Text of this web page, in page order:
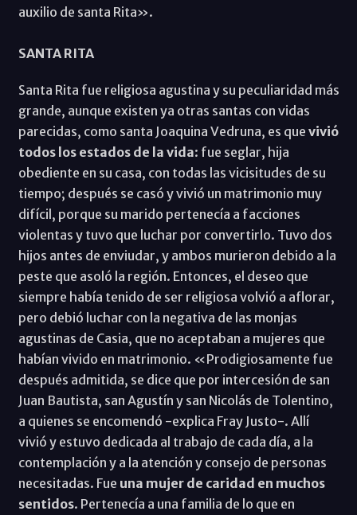
auxilio de santa Rita».
SANTA RITA
Santa Rita fue religiosa agustina y su peculiaridad más
grande, aunque existen ya otras santas con vidas
parecidas, como santa Joaquina Vedruna, es que vivió
todos los estados de la vida: fue seglar, hija
obediente en su casa, con todas las vicisitudes de su
tiempo; después se casó y vivió un matrimonio muy
difícil, porque su marido pertenecía a facciones
violentas y tuvo que luchar por convertirlo. Tuvo dos
hijos antes de enviudar, y ambos murieron debido a la
peste que asoló la región. Entonces, el deseo que
siempre había tenido de ser religiosa volvió a aflorar,
pero debió luchar con la negativa de las monjas
agustinas de Casia, que no aceptaban a mujeres que
habían vivido en matrimonio. «Prodigiosamente fue
después admitida, se dice que por intercesión de san
Juan Bautista, san Agustín y san Nicolás de Tolentino,
a quienes se encomendó -explica Fray Justo-. Allí
vivió y estuvo dedicada al trabajo de cada día, a la
contemplación y a la atención y consejo de personas
necesitadas. Fue una mujer de caridad en muchos
sentidos. Pertenecía a una familia de lo que en